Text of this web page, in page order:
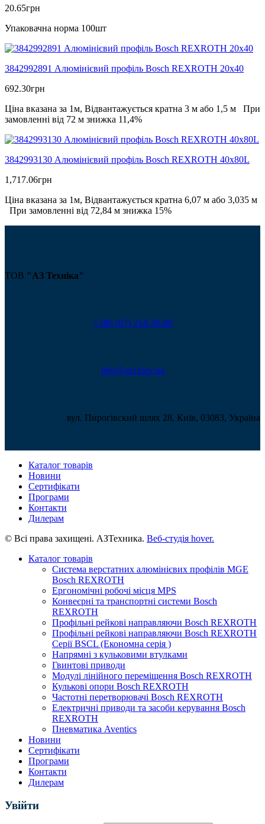
20.65грн
Упаковачна норма 100шт
3842992891 Алюмінієвий профіль Bosch REXROTH 20х40
692.30грн
Ціна вказана за 1м, Відвантажується кратна 3 м або 1,5 м При
замовленні від 72 м знижка 11,4%
3842993130 Алюмінієвий профіль Bosch REXROTH 40х80L
1,717.06грн
Ціна вказана за 1м, Відвантажується кратна 6,07 м або 3,035 м
При замовленні від 72,84 м знижка 15%
ТОВ "АЗ Техніка"
+380 (67) 214-39-80
info@azt.kiev.ua
вул. Пирогівский шлях 28, Київ, 03083, Україна
Каталог товарів
Новини
Сертифікати
Програми
Контакти
Дилерам
© Всі права захищені. АЗТехника. Веб-студія hover.
Каталог товарів
Система верстатних алюмінієвих профілів MGE
Bosch REXROTH
Ергономічні робочі місця MPS
Конвеєрні та транспортні системи Bosch
REXROTH
Профільні рейкові направляючи Bosch REXROTH
Профільні рейкові направляючи Bosch REXROTH
Серії BSCL (Економна серія )
Напрямні з кульковими втулками
Гвинтові приводи
Модулі лінійного переміщення Bosch REXROTH
Кулькові опори Bosch REXROTH
Частотні перетворювачі Bosch REXROTH
Електричні приводи та засоби керування Bosch
REXROTH
Пневматика Aventics
Новини
Сертифікати
Програми
Контакти
Дилерам
Увійти